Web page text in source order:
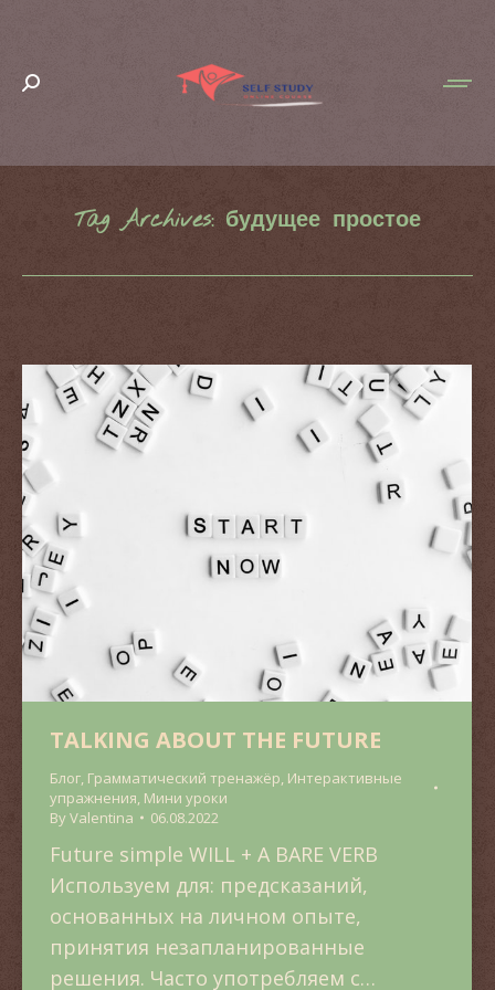
Search:
Tag Archives: будущее простое
TALKING ABOUT THE FUTURE
Блог, Грамматический тренажёр, Интерактивные
упражнения, Мини уроки
ByValentina 06.08.2022
Future simple WILL + A BARE VERB
Используем для: предсказаний,
основанных на личном опыте,
принятия незапланированные
решения. Часто употребляем с…